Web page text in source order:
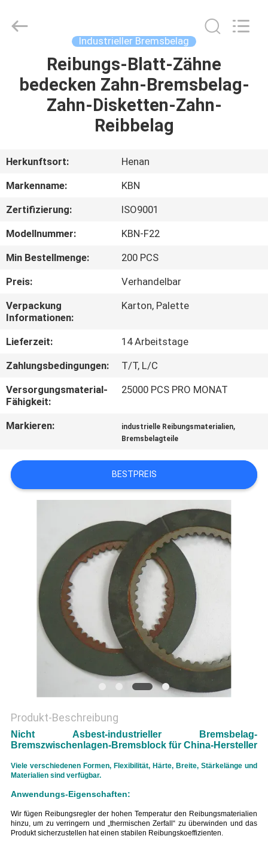
PRODUKTE
UNS
AUSFLUG
QUALITÄTSKONTROLLE
TRETEN
SIE
MIT
UNS
VERBINDUNG
SIE EIN
PRIVACY
POLICY
Industrieller Bremsbelag
Reibungs-Blatt-Zähne
bedecken Zahn-Bremsbelag-
Zahn-Disketten-Zahn-
Reibbelag
Herkunftsort:
Henan
Markenname:
KBN
Zertifizierung:
ISO9001
Modellnummer:
KBN-F22
Min Bestellmenge:
200 PCS
Preis:
Verhandelbar
Verpackung
Informationen:
Karton, Palette
Lieferzeit:
14 Arbeitstage
Zahlungsbedingungen:
T/T, L/C
Versorgungsmaterial-
Fähigkeit:
25000 PCS PRO MONAT
Markieren: industrielle Reibungsmaterialien,
Bremsbelagteile
BESTPREIS
Produkt-Beschreibung
Nicht Asbest-industrieller Bremsbelag-
Bremszwischenlagen-Bremsblock für China-Hersteller
Viele verschiedenen Formen, Flexibilität, Härte, Breite, Stärkelänge und
Materialien sind verfügbar.
Anwendungs-Eigenschaften:
Wir fügen Reibungsregler der hohen Temperatur den Reibungsmaterialien
hinzu, um zu verringern und „thermischen Zerfall“ zu überwinden und das
Produkt sicherzustellen hat einen stabilen Reibungskoeffizienten.